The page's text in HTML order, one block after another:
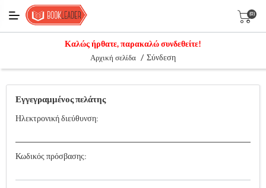
(0)
Καλώς ήρθατε, παρακαλώ συνδεθείτε!
Αρχική σελίδα / Σύνδεση
Εγγεγραμμένος πελάτης
Ηλεκτρονική διεύθυνση:
Κωδικός πρόσβασης: